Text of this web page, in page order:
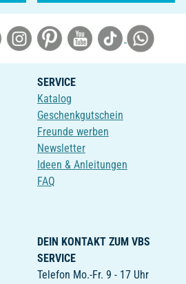
SERVICE
Katalog
Geschenkgutschein
Freunde werben
Newsletter
Ideen & Anleitungen
FAQ
DEIN KONTAKT ZUM VBS
SERVICE
Telefon Mo.-Fr. 9 - 17 Uhr